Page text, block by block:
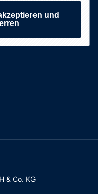
und
& Co. KG